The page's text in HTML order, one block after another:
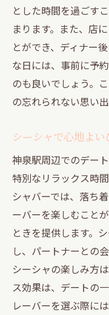
とした時間を過ごす
まります。また、店
とができ、ディナー
な日には、事前に予
のも良いでしょう。
の忘れられない思い
シーシャで心地よ
神泉駅周辺でのデー
特別なリラックス時
シャバーでは、落ち
ーバーを楽しむこと
ときを提供します。
し、パートナーとの
シーシャの楽しみ方
ス効果は、デートの
レーバーを選ぶ際に